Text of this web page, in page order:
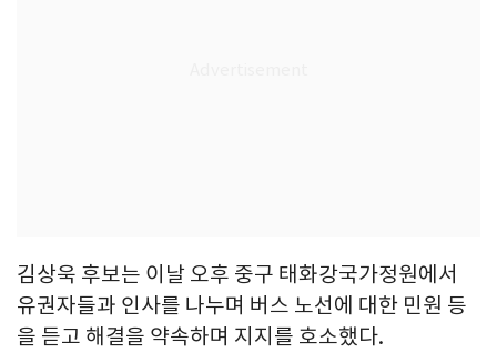
김상욱 후보는 이날 오후 중구 태화강국가정원에서
유권자들과 인사를 나누며 버스 노선에 대한 민원 등
을 듣고 해결을 약속하며 지지를 호소했다.